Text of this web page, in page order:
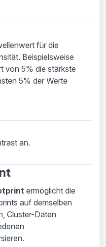
für die
Beispielsweise
von 5% die stärkste
5% der Werte
an.
ermöglicht die
auf demselben
Cluster-Daten